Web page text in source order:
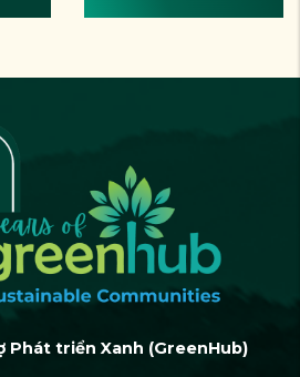
Phát triển Xanh (GreenHub)